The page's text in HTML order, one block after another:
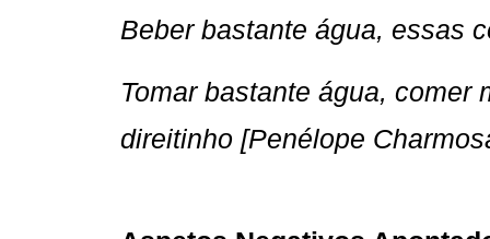
Beber bastante água, essas
Tomar bastante água,
direitinho [Penélope